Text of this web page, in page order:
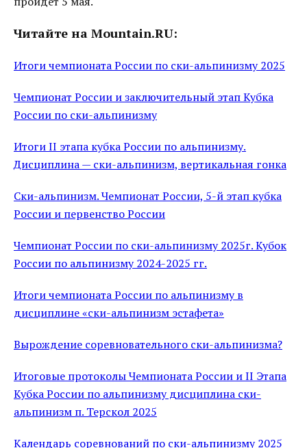
Читайте на Mountain.RU:
Итоги чемпионата России по ски-альпинизму 2025
Чемпионат России и заключительный этап Кубка
России по ски-альпинизму
Итоги II этапа кубка России по альпинизму.
Дисциплина — ски-альпинизм, вертикальная гонка
Ски-альпинизм. Чемпионат России, 5-й этап кубка
России и первенство России
Чемпионат России по ски-альпинизму 2025г. Кубок
России по альпинизму 2024-2025 гг.
Итоги чемпионата России по альпинизму в
дисциплине «ски-альпинизм эстафета»
Вырождение соревновательного ски-альпинизма?
Итоговые протоколы Чемпионата России и II Этапа
Кубка России по альпинизму дисциплина ски-
альпинизм п. Терскол 2025
Календарь соревнований по ски-альпинизму 2025